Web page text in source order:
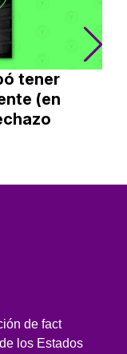
tener
(en
de fact
los Estados